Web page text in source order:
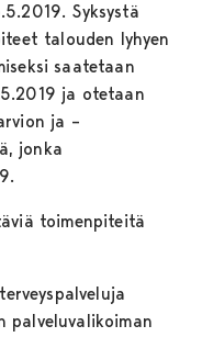
Syksystä
talouden lyhyen
saatetaan
ja otetaan
ja –
jonka
toimenpiteitä
palveluvalikoiman